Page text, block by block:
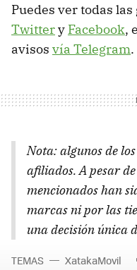
Puedes ver todas
Twittery Facebook,
avisos vía Telegram.
Nota: algunos de
afiliados. A pesar
mencionados han
marcas ni por las
una decisión única
TEMAS XatakaMovil